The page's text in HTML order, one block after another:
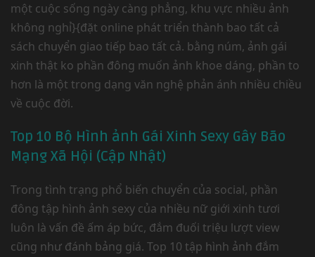
một cuộc sống ngày càng phẳng, khu vực nhiều ảnh
không nghỉ}{đặt online phát triển thành bao tất cả
sách chuyển giao tiếp bao tất cả. bằng núm, ảnh gái
xinh thật ko phần đông muốn ảnh khoe dáng, phần to
hơn là một trong dạng văn nghệ phản ánh nhiều chiều
về cuộc đời.
Top 10 Bộ Hình ảnh Gái Xinh Sexy Gây Bão
Mạng Xã Hội (Cập Nhật)
Trong tình trạng phổ biến chuyển của social, phần
đông tập hình ảnh sexy của nhiều nữ giới xinh tươi
luôn là vấn đề ấm áp bức, đắm đuối triệu lượt view
cũng như đánh bảng giá. Top 10 tập hình ảnh đắm